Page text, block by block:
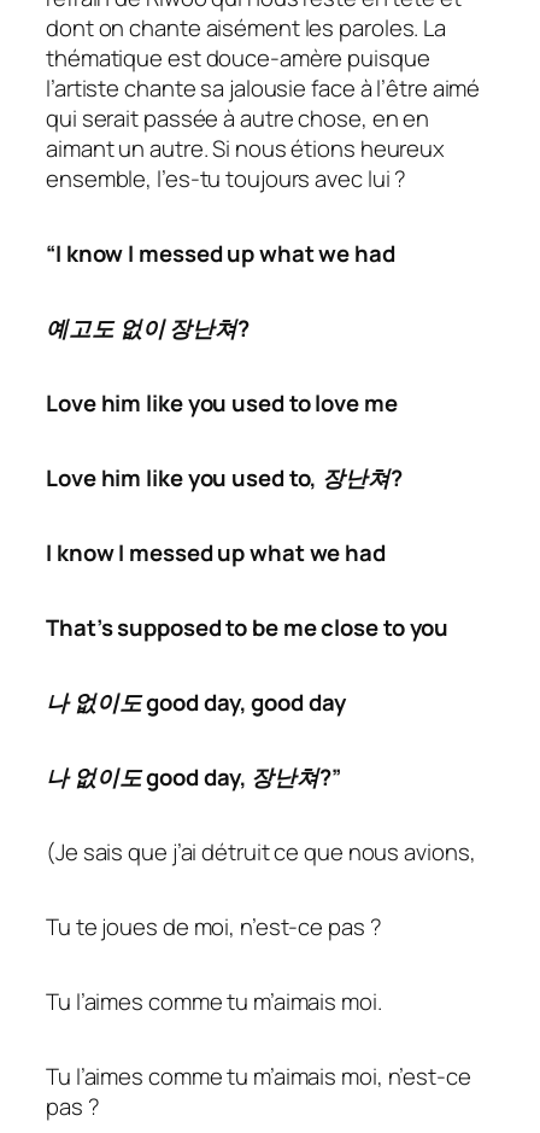
dont on chante aisément les paroles. La
thématique est douce-amère puisque
l’artiste chante sa jalousie face à l’être aimé
qui serait passée à autre chose, en en
aimant un autre. Si nous étions heureux
ensemble, l’es-tu toujours avec lui ?
“I know I messed up what we had
예고도 없이 장난쳐?
Love him like you used to love me
Love him like you used to, 장난쳐?
I know I messed up what we had
That’s supposed to be me close to you
나 없이도 good day, good day
나 없이도 good day, 장난쳐?”
(Je sais que j’ai détruit ce que nous avions,
Tu te joues de moi, n’est-ce pas ?
Tu l’aimes comme tu m’aimais moi.
Tu l’aimes comme tu m’aimais moi, n’est-ce
pas ?